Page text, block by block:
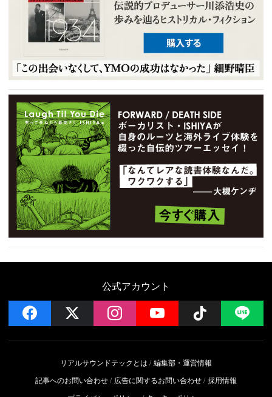
公式アカウント
facebook instagramYouTube Follow
リアルサウンドテックとは
編集部・運営情報
記事へのお問い合わせ
広告に関するお問い合わせ 採用情報